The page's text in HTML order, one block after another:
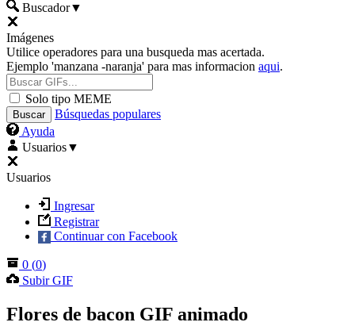
Buscador▼
Imágenes
Utilice operadores para una busqueda mas acertada.
Ejemplo 'manzana -naranja' para mas informacion aqui.
Solo tipo MEME
Búsquedas populares
Ayuda
Usuarios▼
Usuarios
Ingresar
Registrar
Continuar con Facebook
0 (0)
Subir GIF
Flores de bacon GIF animado